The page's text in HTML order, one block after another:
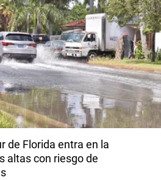
de Florida entra en la
altas con riesgo de